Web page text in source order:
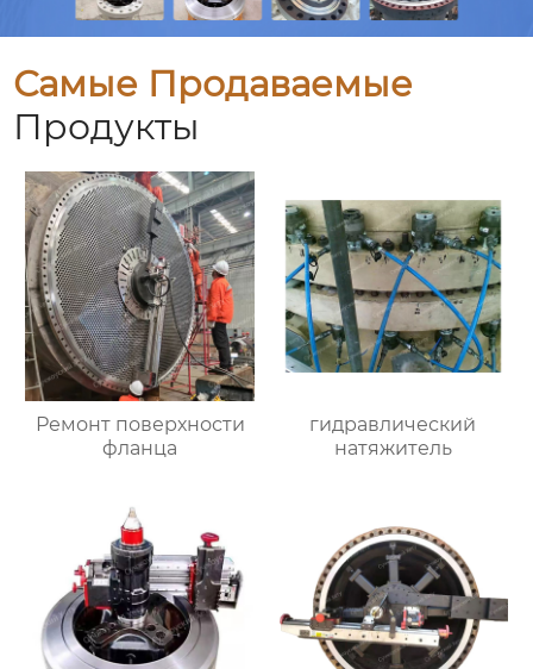
Самые Продаваемые
Продукты
Ремонт поверхности
фланца
гидравлический
натяжитель